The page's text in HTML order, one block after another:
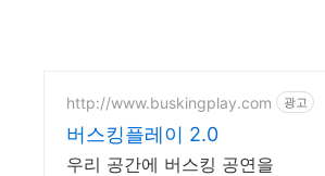
http://www.buskingplay.com 광고
버스킹플레이 2.0
우리 공간에 버스킹 공연을